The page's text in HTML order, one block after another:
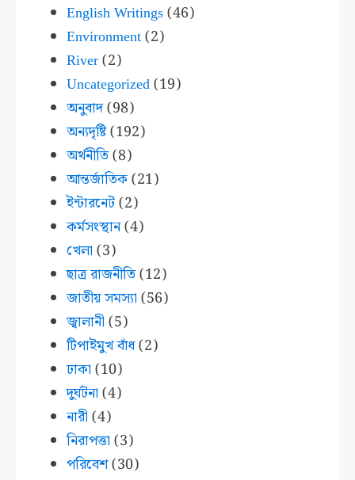
English Writings(46)
Environment(2)
River(2)
Uncategorized(19)
অনুবাদ(98)
অন্যদৃষ্টি(192)
অর্থনীতি(8)
আন্তর্জাতিক(21)
ইন্টারনেট(2)
কর্মসংস্থান(4)
খেলা (3)
ছাত্র রাজনীতি(12)
জাতীয় সমস্যা (56)
জ্বালানী (5)
টিপাইমুখ বাঁধ(2)
ঢাকা (10)
দুর্ঘটনা (4)
নারী (4)
নিরাপত্তা (3)
পরিবেশ(30)